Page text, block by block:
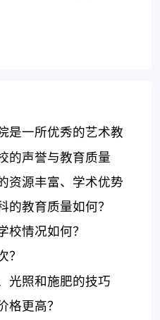
培养就业竞争力
是一所优秀的艺术教
的声誉与教育质量
资源丰富、学术优势
教育质量如何？
校情况如何？
光照和施肥的技巧
格更高？